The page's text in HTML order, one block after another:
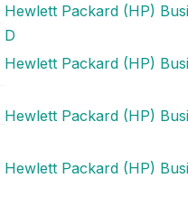
Hewlett Packard (HP)
D
Hewlett Packard (HP)
Hewlett Packard (HP)
Hewlett Packard (HP)